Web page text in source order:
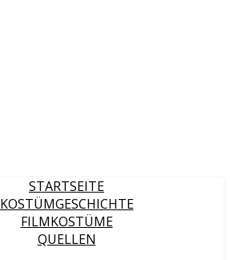
STARTSEITE
KOSTÜMGESCHICHTE
FILMKOSTÜME
QUELLEN